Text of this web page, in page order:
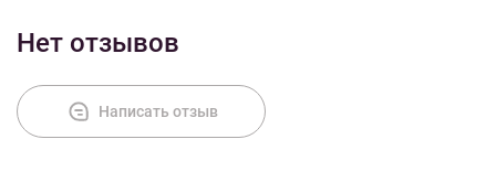
Нет отзывов
Написать отзыв